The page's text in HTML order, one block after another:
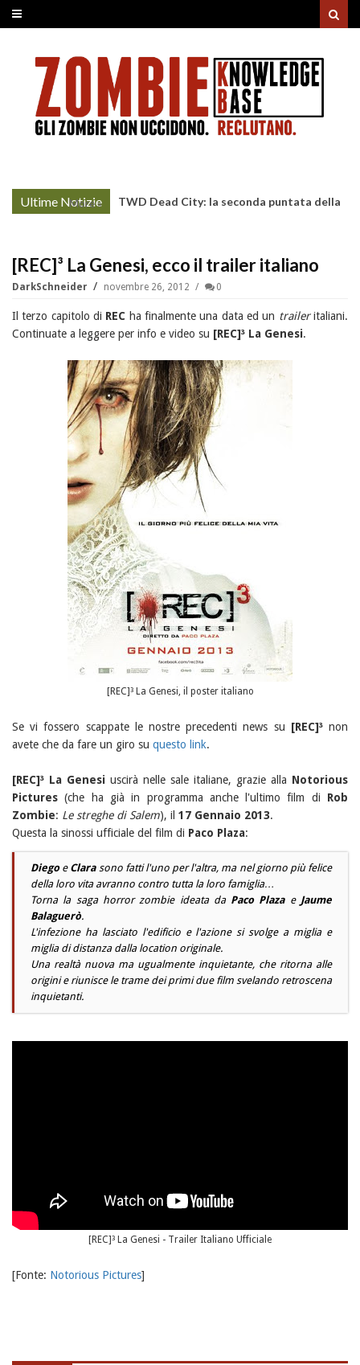
Ultime Notizie
More »
TWD Dead City: la seconda puntata della
[REC]³ La Genesi, ecco il trailer italiano
DarkSchneider novembre 26, 2012 0
Il terzo capitolo di REC ha finalmente una data ed un traileritaliani.
Continuate a leggere per info e video su [REC]³ La Genesi.
[REC]³ La Genesi, il poster italiano
Se vi fossero scappate le nostre precedenti news su [REC]³non
avete che da fare un giro su questo link.
[REC]³ La Genesi uscirà nelle sale italiane, grazie alla Notorious
Pictures (che ha già in programma anche l'ultimo film di Rob
Zombie: Le streghe di Salem), il 17 Gennaio 2013.
Questa la sinossi ufficiale del film di Paco Plaza:
Diegoe Clarasono fatti l'uno per l'altra, ma nel giorno più felice
della loro vita avranno contro tutta la loro famiglia…
Torna la saga horror zombie ideata da Paco Plazae Jaume
Balaguerò.
L'infezione ha lasciato l'edificio e l'azione si svolge a miglia e
miglia di distanza dalla location originale.
Una realtà nuova ma ugualmente inquietante, che ritorna alle
origini e riunisce le trame dei primi due film svelando retroscena
inquietanti.
[REC]³ La Genesi - Trailer Italiano Ufficiale
[Fonte: Notorious Pictures]